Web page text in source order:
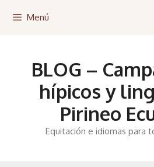
Menú
BLOG –
hípicos y
Pirineo
Equitación e idiomas para